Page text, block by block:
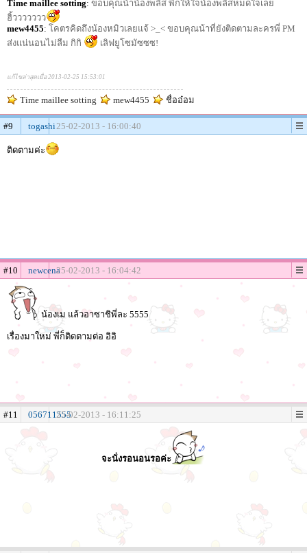
Time maillee sotting: ขอบคุณน้าน้องพลีส พี่ก็ให้ใจน้องพลีสหมดใจเลย
ฮิ้ววววววว
mew4455: โคตรคิดถึงน้องหมิวเลยแจ้ >_< ขอบคุณน้าที่ยังติดตามละครพี่ PM
ส่งแน่นอนไม่ลืม กิกิ
เลิฟยูโซมัซซซ!
แก้ไขล่าสุดเมื่อ 2013-02-25 15:53:01
Time maillee sotting mew4455 ชื่ออ๋อม
#9 togashi25-02-2013 - 16:00:40
ติดตามค่ะ
#10 newcena25-02-2013 - 16:04:42
น้องเม แล้วอาซาชิพี่ละ 5555
เรื่องมาใหม่ พี่ก็ติดตามต่อ อิอิ
#11 05671155525-02-2013 - 16:11:25
จะนั่งรอนอนรอค่ะ